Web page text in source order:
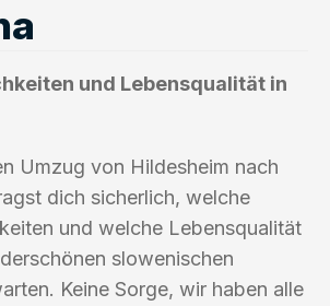
und Lebensqualität in
Umzug von Hildesheim nach
dich sicherlich, welche
und welche Lebensqualität
slowenischen
Keine Sorge, wir haben alle